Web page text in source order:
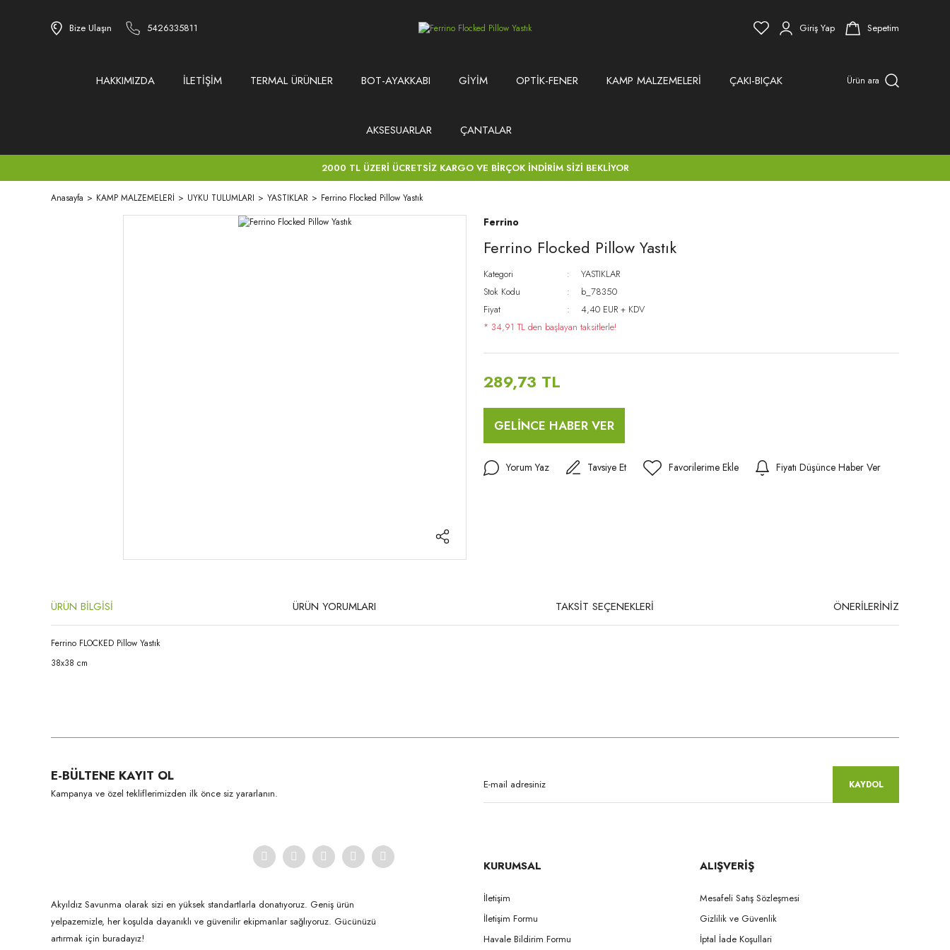
Bize Ulaşın 5426335811 Giriş Yap Sepetim
HAKKIMIZDA İLETİŞİM TERMAL ÜRÜNLER BOT-AYAKKABI GİYİM OPTİK-FENER KAMP MALZEMELERİ ÇAKI-BIÇAK
AKSESUARLAR ÇANTALAR
Ürün ara
2000 TL ÜZERİ ÜCRETSİZ KARGO VE BİRÇOK İNDİRİM SİZİ BEKLİYOR
Anasayfa KAMP MALZEMELERİ UYKU TULUMLARI YASTIKLAR Ferrino Flocked Pillow Yastık
Ferrino
Ferrino Flocked Pillow Yastık
Kategori
YASTIKLAR
Stok Kodu
b_78350
Fiyat
4,40 EUR + KDV
* 34,91 TL den başlayan taksitlerle!
289,73 TL
GELİNCE HABER VER
Yorum Yaz Tavsiye Et Fiyatı Düşünce Haber Ver
ÜRÜN BİLGİSİ ÜRÜN YORUMLARI TAKSİT SEÇENEKLERİ ÖNERİLERİNİZ
Ferrino FLOCKED Pillow Yastık
38x38 cm
Ürün açıklamasında eksik bilgiler bulunuyor.
Ürün bilgilerinde hatalar bulunuyor.
E-BÜLTENE KAYIT OL
Kampanya ve özel tekliflerimizden ilk önce siz yararlanın.
KAYDOL
Akyıldız Savunma olarak sizi en yüksek standartlarla donatıyoruz. Geniş ürün
yelpazemizle, her koşulda dayanıklı ve güvenilir ekipmanlar sağlıyoruz. Gücünüzü
artırmak için buradayız!
KURUMSAL
İletişim
İletişim Formu
Havale Bildirim Formu
ALIŞVERİŞ
Mesafeli Satış Sözleşmesi
Gizlilik ve Güvenlik
İptal İade Koşullari